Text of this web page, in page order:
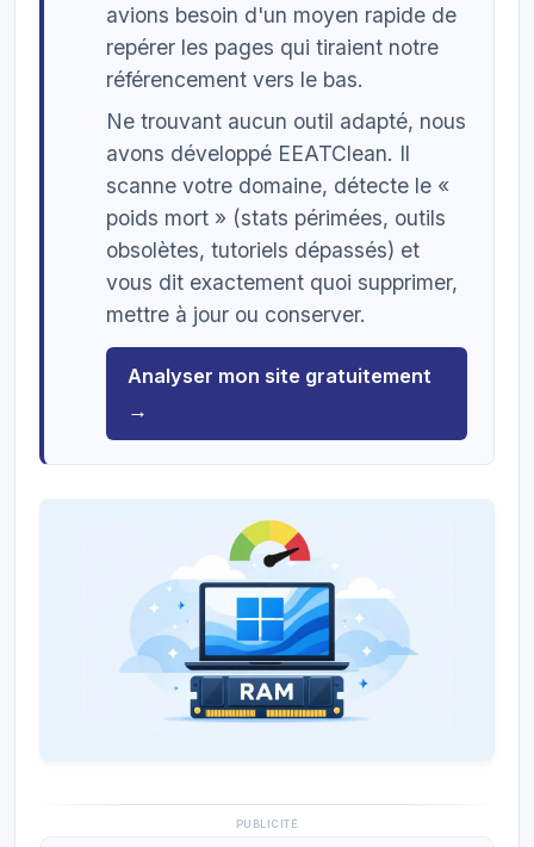
avions besoin d'un moyen rapide de
repérer les pages qui tiraient notre
référencement vers le bas.
Ne trouvant aucun outil adapté, nous
avons développé EEATClean. Il
scanne votre domaine, détecte le «
poids mort » (stats périmées, outils
obsolètes, tutoriels dépassés) et
vous dit exactement quoi supprimer,
mettre à jour ou conserver.
Analyser mon site gratuitement
→
PUBLICITÉ